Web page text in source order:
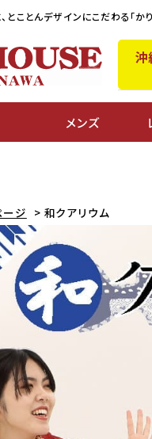
とことんデザインにこだわる「か
沖
メンズ
ージ 和クアリウム